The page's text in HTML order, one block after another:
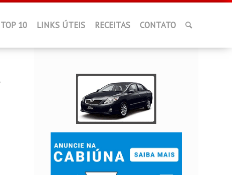
TOP 10 LINKS ÚTEIS RECEITAS CONTATO